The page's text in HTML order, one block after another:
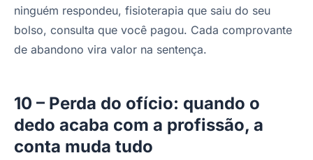
ninguém respondeu, fisioterapia que saiu do seu
bolso, consulta que você pagou. Cada comprovante
de abandono vira valor na sentença.
10 – Perda do ofício: quando o
dedo acaba com a profissão, a
conta muda tudo